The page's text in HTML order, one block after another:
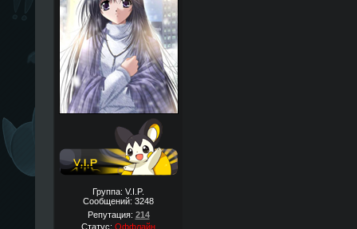
Группа: V.I.P.
Сообщений: 3248
Репутация: 214
Статус: Оффлайн